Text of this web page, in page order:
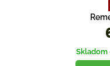
Skladom